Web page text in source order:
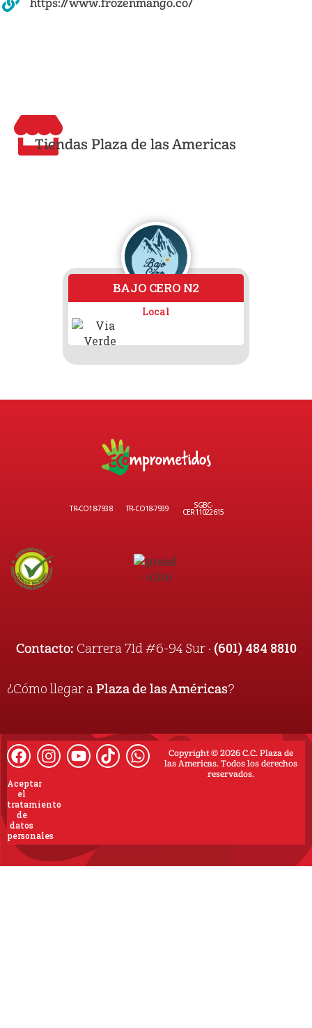
https://www.frozenmango.co/
Tiendas Plaza de las Americas
BAJO CERO N2
Local
TR-CO18-7938 TR-CO18-7939 SGBC-
CER11022615
Contacto: Carrera 71d #6-94 Sur · (601) 484 8810
¿Cómo llegar a Plaza de las Américas?
Copyright © 2026 C.C. Plaza de
las Americas. Todos los derechos
reservados.
Aceptar
el
tratamiento
de
datos
personales